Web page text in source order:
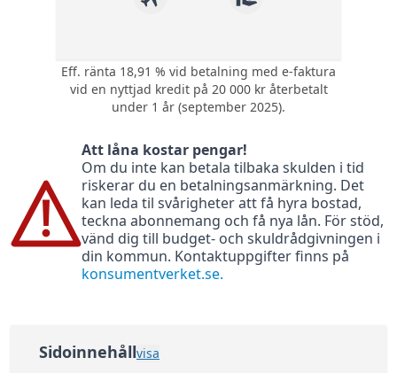
Bonus:
1 poäng i bonus på
varje krona du
använder med
Försäkring:
Kompletterande
reseförsäkring med
avbeställningsskydd
Årsavgift:
0 kr (295 kr) - gratis
första året sedan
295 kr per år
Ränta:
18,24%
bankomat:
Eff. ränta 18,91 % vid betalning med e-faktura
vid en nyttjad kredit på 20 000 kr återbetalt
under 1 år (september 2025).
Att låna kostar pengar!
Om du inte kan betala tilbaka skulden i tid
riskerar du en betalningsanmärkning. Det
kan leda til svårigheter att få hyra bostad,
teckna abonnemang och få nya lån. För stöd,
vänd dig till budget- och skuldrådgivningen i
din kommun. Kontaktuppgifter finns på
konsumentverket.se.
Sidoinnehållvisa